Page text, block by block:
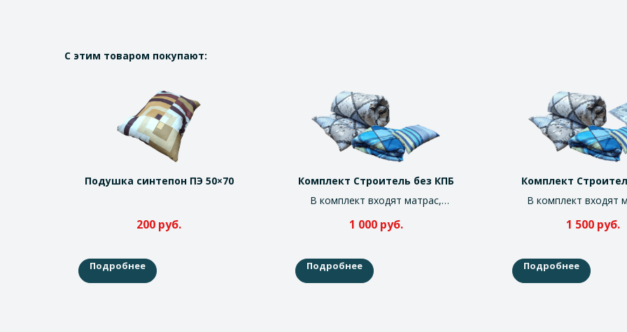
С этим товаром покупают:
Подушка синтепон ПЭ 50×70
200 руб.
Подробнее
Комплект Строитель без КПБ
В комплект входят матрас,
1 000 руб.
Подробнее
Комплект
В комплект входят
постельного
1 500 руб.
Подробнее